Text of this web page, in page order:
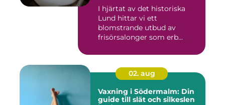
I hjärtat av det historiska
Lund hittar vi ett
blomstrande utbud av
frisörsalonger som erb...
02. aug
Vaxning i Södermalm: Din
guide till slät och silkeslen